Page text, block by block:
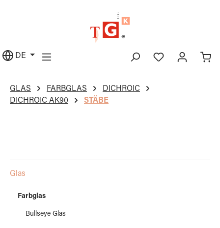
DE
GLAS FARBGLAS
DICHROIC
DICHROIC AK90
STÄBE
Glas
Farbglas
Bullseye Glas